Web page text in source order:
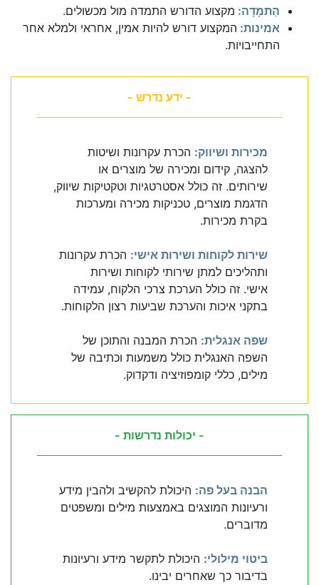
הַתמָדָה: מקצוע הדורש התמדה מול מכשולים.
אמינות: המקצוע דורש להיות אמין, אחראי ולמלא אחר
התחייבויות.
- ידע נדרש -
מכירות ושיווק: הכרת עקרונות ושיטות
להצגה, קידום ומכירה של מוצרים או
שירותים. זה כולל אסטרטגיות וטקטיקות שיווק,
הדגמת מוצרים, טכניקות מכירה ומערכות
בקרת מכירות.
שירות לקוחות ושירות אישי: הכרת עקרונות
ותהליכים למתן שירותי לקוחות ושירות
אישי. זה כולל הערכת צרכי הלקוח, עמידה
בתקני איכות והערכת שביעות רצון הלקוחות.
שפה אנגלית: הכרת המבנה והתוכן של
השפה האנגלית כולל משמעות וכתיבה של
מילים, כללי קומפוזיציה ודקדוק.
- יכולות נדרשות -
הבנה בעל פה: היכולת להקשיב ולהבין מידע
ורעיונות המוצגים באמצעות מילים ומשפטים
מדוברים.
ביטוי מילולי: היכולת לתקשר מידע ורעיונות
בדיבור כך שאחרים יבינו.